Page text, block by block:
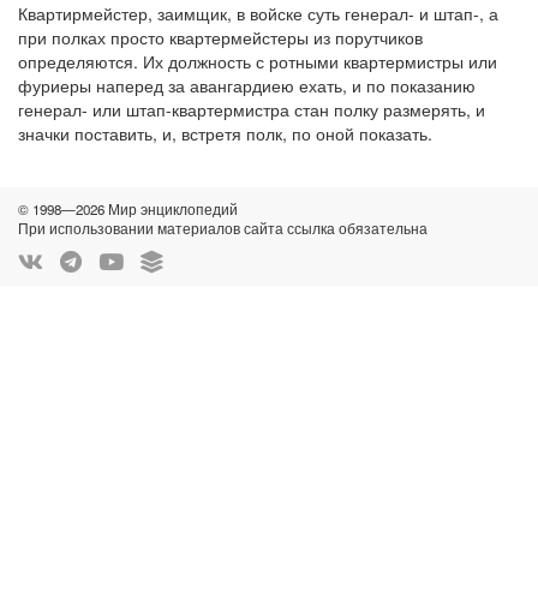
Квартирмейстер, заимщик, в войске суть генерал- и штап-, а
при полках просто квартермейстеры из порутчиков
определяются. Их должность с ротными квартермистры или
фуриеры наперед за авангардиею ехать, и по показанию
генерал- или штап-квартермистра стан полку размерять, и
значки поставить, и, встретя полк, по оной показать.
© 1998—2026 Мир энциклопедий
При использовании материалов сайта ссылка обязательна